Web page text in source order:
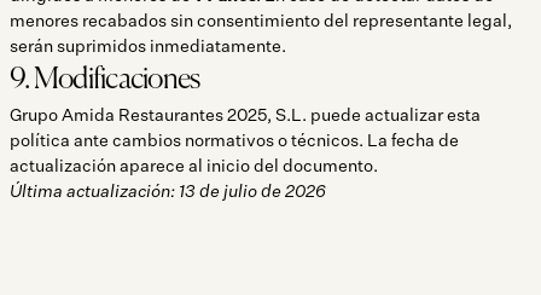
menores recabados sin consentimiento del representante legal,
serán suprimidos inmediatamente.
9. Modificaciones
Grupo Amida Restaurantes 2025, S.L. puede actualizar esta
política ante cambios normativos o técnicos. La fecha de
actualización aparece al inicio del documento.
Última actualización: 13 de julio de 2026